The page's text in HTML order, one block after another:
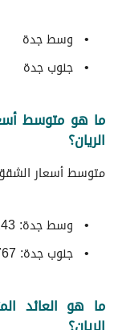
وسط جدة
جنوب جدة
ما هو متوسط
الريان؟
متوسط ​​أسعار
وسط جدة: 550,243 ريال سعودي
جنوب جدة: 423,767 ريال سعودي
ما هو العائد